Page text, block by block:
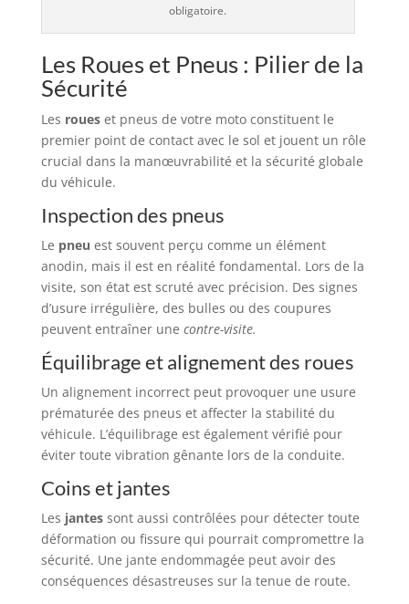
obligatoire.
Les Roues et Pneus : Pilier de la
Sécurité
Les roues et pneus de votre moto constituent le
premier point de contact avec le sol et jouent un rôle
crucial dans la manœuvrabilité et la sécurité globale
du véhicule.
Inspection des pneus
Le pneu est souvent perçu comme un élément
anodin, mais il est en réalité fondamental. Lors de la
visite, son état est scruté avec précision. Des signes
d’usure irrégulière, des bulles ou des coupures
peuvent entraîner une contre-visite.
Équilibrage et alignement des roues
Un alignement incorrect peut provoquer une usure
prématurée des pneus et affecter la stabilité du
véhicule. L’équilibrage est également vérifié pour
éviter toute vibration gênante lors de la conduite.
Coins et jantes
Les jantessont aussi contrôlées pour détecter toute
déformation ou fissure qui pourrait compromettre la
sécurité. Une jante endommagée peut avoir des
conséquences désastreuses sur la tenue de route.